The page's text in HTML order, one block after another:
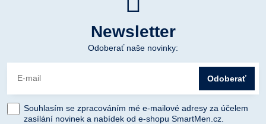
Newsletter
Odoberať naše novinky:
Odoberať
Souhlasím se zpracováním mé e-mailové adresy za účelem
zasílání novinek a nabídek od e-shopu SmartMen.cz.